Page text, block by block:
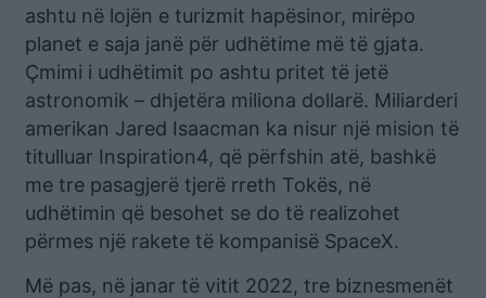
ashtu në lojën e turizmit hapësinor, mirëpo
planet e saja janë për udhëtime më të gjata.
Çmimi i udhëtimit po ashtu pritet të jetë
astronomik – dhjetëra miliona dollarë. Miliarderi
amerikan Jared Isaacman ka nisur një mision të
titulluar Inspiration4, që përfshin atë, bashkë
me tre pasagjerë tjerë rreth Tokës, në
udhëtimin që besohet se do të realizohet
përmes një rakete të kompanisë SpaceX.
Më pas, në janar të vitit 2022, tre biznesmenët